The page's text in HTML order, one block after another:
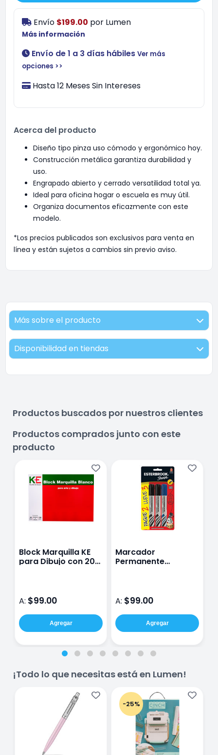
Envío $199.00 por Lumen
Más información
Envío de 1 a 3 días hábiles Ver más
opciones >>
Hasta 12 Meses Sin Intereses
Acerca del producto
Diseño tipo pinza uso cómodo y ergonómico hoy.
Construcción metálica garantiza durabilidad y
uso.
Engrapado abierto y cerrado versatilidad total ya.
Ideal para oficina hogar o escuela es muy útil.
Organiza documentos eficazmente con este
modelo.
*Los precios publicados son exclusivos para venta en
línea y están sujetos a cambios sin previo aviso.
Más sobre el producto
Disponibilidad en tiendas
Productos buscados por nuestros clientes
Productos comprados junto con este
producto
Block Marquilla KE
para Dibujo con 20
A: $99.00
Agregar
Marcador
Permanente
A: $99.00
Agregar
¡Todo lo que necesitas está en Lumen!
-25%